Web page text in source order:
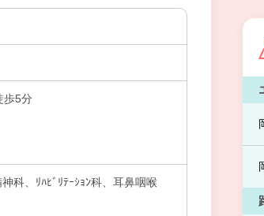
歩5分
科、ﾘﾊﾋﾞﾘﾃｰｼｮﾝ科、耳鼻咽喉